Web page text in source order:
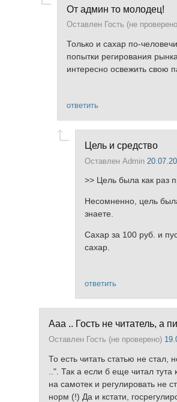
От админ то молодец!
Оставлен Гость (не
Только и сахар по-
попытки регирования
интересно освежить свою
ответить
Цель и средство
Оставлен Admin
>> Цель была как раз
Несомненно, цель
знаете.
Сахар за 100 руб. и
сахар.
ответить
Ааа .. Гость не читатель, а
Оставлен Гость (не проверено)
То есть читать статью не
..". Так а если б еще читал
на самотек и регулировать не
норм (!) Да и кстати,